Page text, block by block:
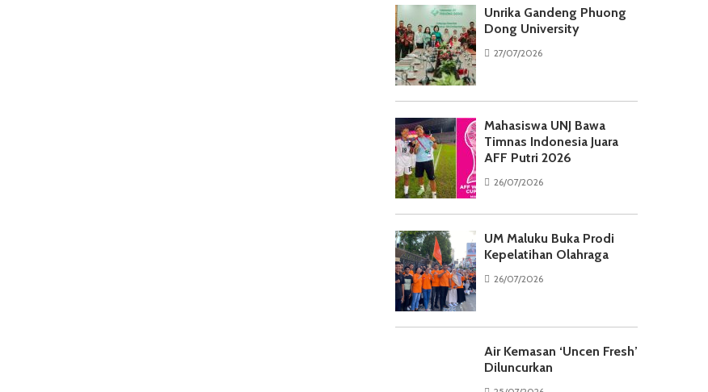
Unrika Gandeng Phuong
Dong University
27/07/2026
Mahasiswa UNJ Bawa
Timnas Indonesia Juara
AFF Putri 2026
26/07/2026
UM Maluku Buka Prodi
Kepelatihan Olahraga
26/07/2026
Air Kemasan ‘Uncen Fresh’
Diluncurkan